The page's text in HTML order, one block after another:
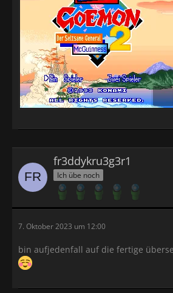
fr3ddykru3g3r1
Ich übe noch
7. Oktober 2023 um 12:00
bin aufjedenfall auf die fertige